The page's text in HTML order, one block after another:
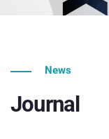
News
Journal